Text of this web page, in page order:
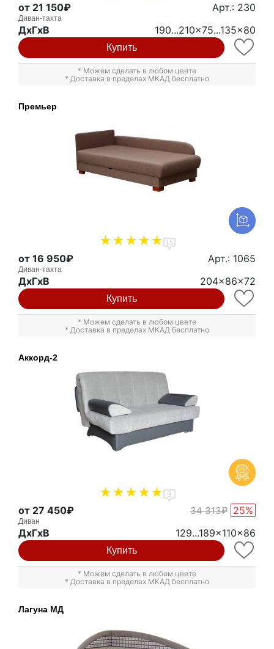
от 21 150₽ Арт.: 230
Диван-тахта
ДxГxВ 190...210x75...135x80
Купить
* Можем сделать в любом цвете
* Доставка в пределах МКАД бесплатно
Премьер
15
от 16 950₽ Арт.: 1065
Диван-тахта
ДxГxВ 204x86x72
Купить
* Можем сделать в любом цвете
* Доставка в пределах МКАД бесплатно
Аккорд-2
9
от 27 450₽ 34 313₽ 25%
Диван
ДxГxВ 129...189x110x86
Купить
* Можем сделать в любом цвете
* Доставка в пределах МКАД бесплатно
Лагуна МД